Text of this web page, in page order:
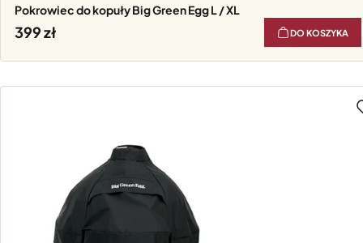
Pokrowiec do kopuły Big Green Egg L / XL
399 DO KOSZYKA